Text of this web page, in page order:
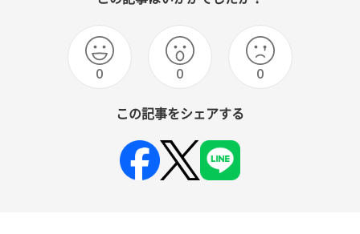
0 0 0
この記事をシェアする